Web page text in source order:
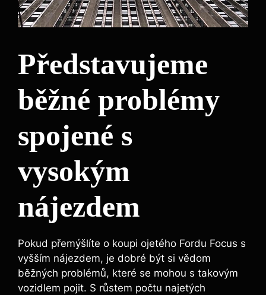
Představujeme
běžné problémy
spojené s
vysokým
nájezdem
Pokud přemýšlíte o koupi ojetého Fordu Focus s
vyšším nájezdem, je dobré být si vědom
běžných problémů, které se mohou s takovým
vozidlem pojit. S růstem počtu najetých